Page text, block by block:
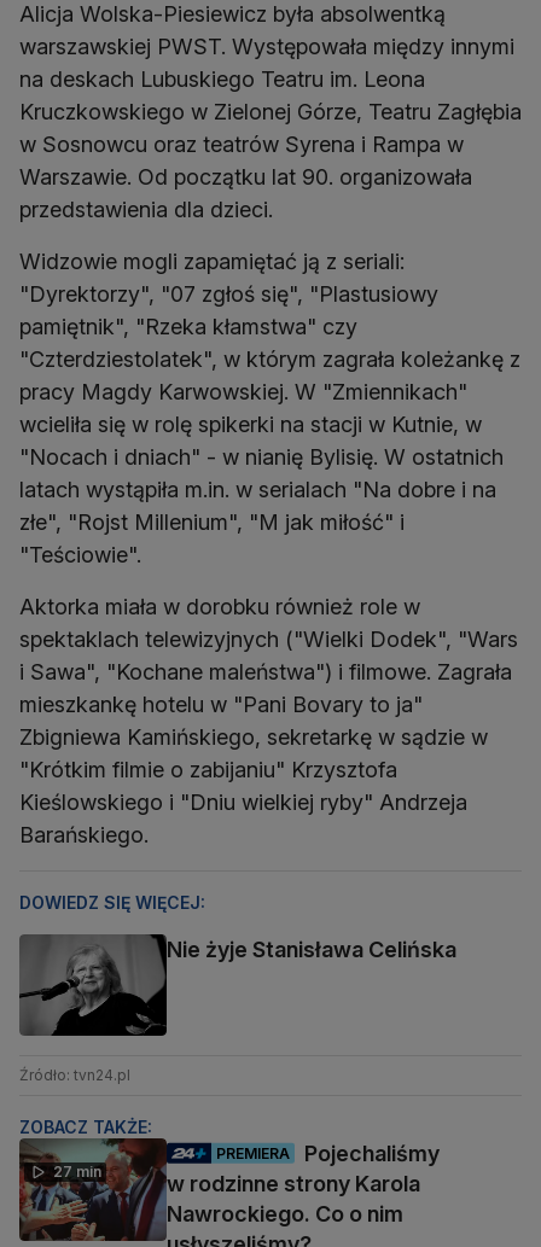
Alicja Wolska-Piesiewicz była absolwentką
warszawskiej PWST. Występowała między innymi
na deskach Lubuskiego Teatru im. Leona
Kruczkowskiego w Zielonej Górze, Teatru Zagłębia
w Sosnowcu oraz teatrów Syrena i Rampa w
Warszawie. Od początku lat 90. organizowała
przedstawienia dla dzieci.
Widzowie mogli zapamiętać ją z seriali:
"Dyrektorzy", "07 zgłoś się", "Plastusiowy
pamiętnik", "Rzeka kłamstwa" czy
"Czterdziestolatek", w którym zagrała koleżankę z
pracy Magdy Karwowskiej. W "Zmiennikach"
wcieliła się w rolę spikerki na stacji w Kutnie, w
"Nocach i dniach" - w nianię Bylisię. W ostatnich
latach wystąpiła m.in. w serialach "Na dobre i na
złe", "Rojst Millenium", "M jak miłość" i
"Teściowie".
Aktorka miała w dorobku również role w
spektaklach telewizyjnych ("Wielki Dodek", "Wars
i Sawa", "Kochane maleństwa") i filmowe. Zagrała
mieszkankę hotelu w "Pani Bovary to ja"
Zbigniewa Kamińskiego, sekretarkę w sądzie w
"Krótkim filmie o zabijaniu" Krzysztofa
Kieślowskiego i "Dniu wielkiej ryby" Andrzeja
Barańskiego.
DOWIEDZ SIĘ WIĘCEJ:
Nie żyje Stanisława Celińska
Źródło: tvn24.pl
ZOBACZ TAKŻE:
27 min
PREMIERA
Pojechaliśmy
w rodzinne strony Karola
Nawrockiego. Co o nim